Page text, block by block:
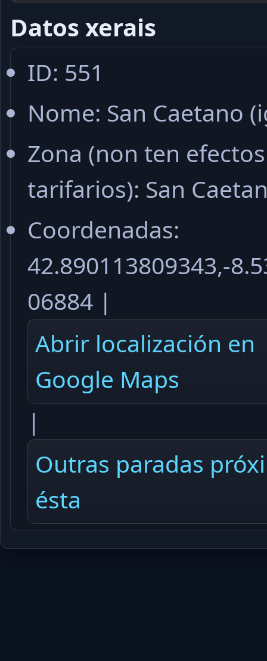
Datos xerais
ID: 551
Nome: San Caetano
Zona (non ten efectos
tarifarios): San
Coordenadas:
42.890113809343,-
06884 |
Abrir localización en
Google Maps
|
Outras paradas
ésta